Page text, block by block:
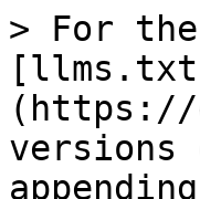
> For
(https://
versions